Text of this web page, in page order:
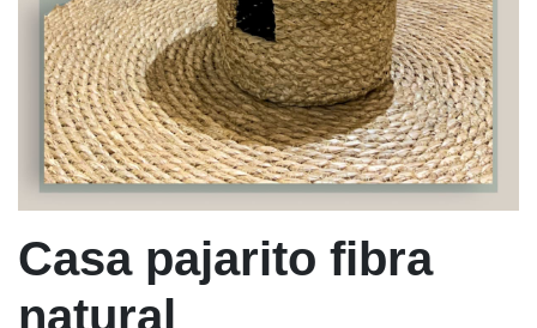
Casa pajarito fibra
natural